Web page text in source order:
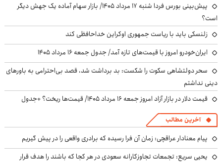
پیش‌بینی بورس فردا شنبه ۱۷ مرداد ۱۴۰۵/ بازار سهام آماده یک جهش دیگر
است؟
زلنسکی باید با ریاست جمهوری اوکراین خداحافظی کند
ایران‌خودرو امروز با قیمت‌های تازه آمد/ جدول جمعه ۱۶ مرداد ۱۴۰۵
سحر دولتشاهی سکوت را شکست: بد برداشت شد، قصد بی‌احترامی به باورهای
دینی نداشتم
قیمت دلار در بازار آزاد امروز جمعه ۱۶ مرداد ۱۴۰۵/ قیمت‌ها ریخت؟ +جدول
آخرین مطالب
پیام معنادار عراقچی: زمان آن فرا رسیده که برادری واقعی را در پیش گیریم
یحیی سریع: تجمعات تجاوزکارانه سعودی در هر کجا که باشند را هدف قرار